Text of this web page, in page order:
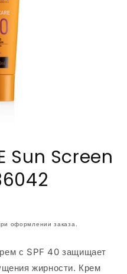
Sun Screen
оформлении заказа.
с SPF 40 защищает
жирности. Крем